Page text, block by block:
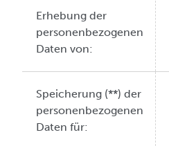
Erhebung der
personenbezogenen
Daten von:
Speicherung (**) der
personenbezogenen
Daten für: